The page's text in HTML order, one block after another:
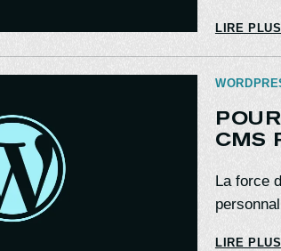
LIRE PLUS
CMS
La force
LIRE PLUS